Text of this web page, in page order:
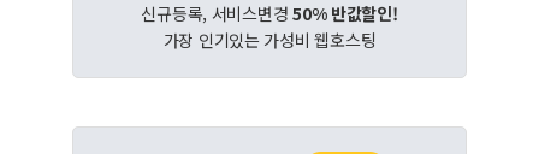
신규등록, 서비스변경50% 반값할인!
가장 인기있는 가성비 웹호스팅